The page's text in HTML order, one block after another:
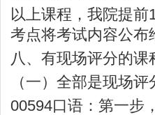
以上课程，我院提
考点将考试内容公布
八、有现场评分的课
（一）全部是现场
00594口语：第一步